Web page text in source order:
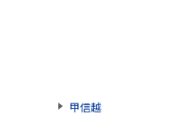
甲信越